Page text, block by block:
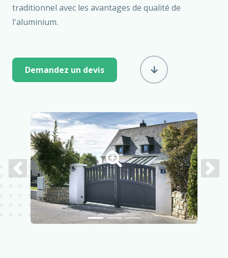
traditionnel avec les avantages de qualité de
l'aluminium.
Demandez un devis
Previous Next